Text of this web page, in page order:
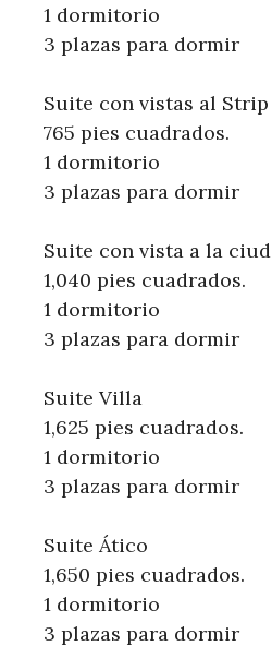
1 dormitorio
3 plazas para dormir
Suite con vistas al Strip
765 pies cuadrados.
1 dormitorio
3 plazas para dormir
Suite con vista a la
1,040 pies cuadrados.
1 dormitorio
3 plazas para dormir
Suite Villa
1,625 pies cuadrados.
1 dormitorio
3 plazas para dormir
Suite Ático
1,650 pies cuadrados.
1 dormitorio
3 plazas para dormir